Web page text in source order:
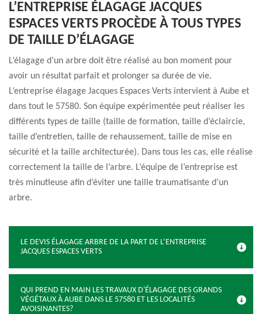
L’ENTREPRISE ÉLAGAGE JACQUES
ESPACES VERTS PROCÈDE À TOUS TYPES
DE TAILLE D’ÉLAGAGE
L’élagage d’un arbre doit être réalisé au bon moment pour
avoir un résultat parfait et prolonger sa durée de vie.
L’entreprise élagage Jacques Espaces Verts intervient à Aube et
dans tout le 57580. Son équipe expérimentée peut réaliser les
différents types de taille (taille de formation, taille d’éclaircie,
taille d’entretien, taille de rehaussement, taille de mise en
sécurité et la taille architecturée). Dans tous les cas, elle réalise
correctement la taille de l’arbre. L’équipe de l’entreprise est
très minutieuse afin d’éviter une taille traumatisante d’un
arbre.
LE DEVIS ÉLAGAGE ARBRE DE LA PART DE L’ENTREPRISE
JACQUES ESPACES VERTS
QUI PREND EN MAIN LES TRAVAUX D'ÉLAGAGE DES GRANDS
VÉGÉTAUX À AUBE DANS LE 57580 ET LES LOCALITÉS
AVOISINANTES?